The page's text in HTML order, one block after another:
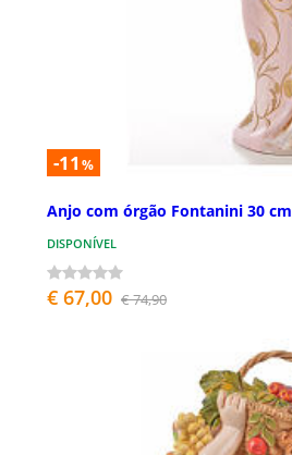
-11 %
Anjo com órgão Fontanini 30 cm
DISPONÍVEL
€ 67,00 € 74,90